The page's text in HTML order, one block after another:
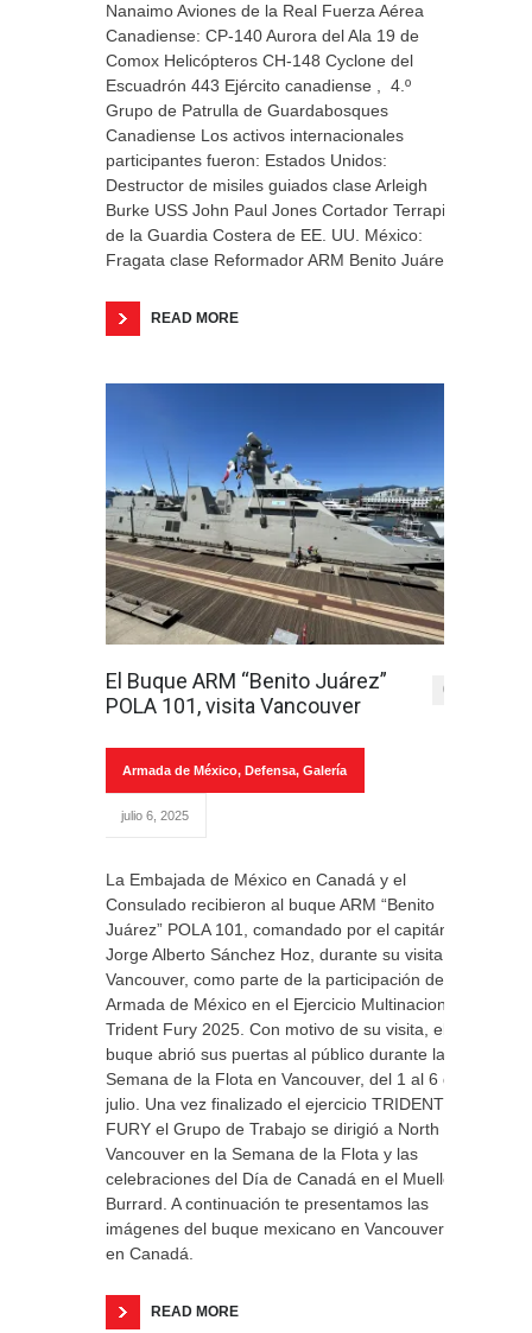
Nanaimo Aviones de la Real Fuerza Aérea
Canadiense: CP-140 Aurora del Ala 19 de
Comox Helicópteros CH-148 Cyclone del
Escuadrón 443 Ejército canadiense , 4.º
Grupo de Patrulla de Guardabosques
Canadiense Los activos internacionales
participantes fueron: Estados Unidos:
Destructor de misiles guiados clase Arleigh
Burke USS John Paul Jones Cortador Terrapin
de la Guardia Costera de EE. UU. México:
Fragata clase Reformador ARM Benito Juárez
READ MORE
El Buque ARM “Benito Juárez”
POLA 101, visita Vancouver
0
Armada de México, Defensa, Galería
julio 6, 2025
La Embajada de México en Canadá y el
Consulado recibieron al buque ARM “Benito
Juárez” POLA 101, comandado por el capitán
Jorge Alberto Sánchez Hoz, durante su visita a
Vancouver, como parte de la participación de la
Armada de México en el Ejercicio Multinacional
Trident Fury 2025. Con motivo de su visita, el
buque abrió sus puertas al público durante la
Semana de la Flota en Vancouver, del 1 al 6 de
julio. Una vez finalizado el ejercicio TRIDENT
FURY el Grupo de Trabajo se dirigió a North
Vancouver en la Semana de la Flota y las
celebraciones del Día de Canadá en el Muelle
Burrard. A continuación te presentamos las
imágenes del buque mexicano en Vancouver
en Canadá.
READ MORE